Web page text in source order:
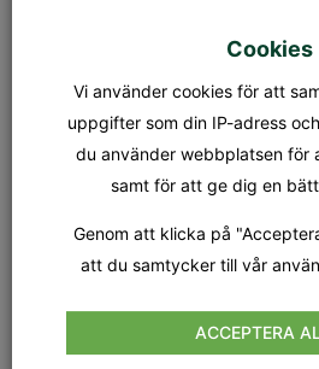
S:t Olofs
– fredag:
Lunchstängt:
14/8 stänger
Står öppet
SÖNDAG 16
Elfte
Dagens
Karemo
VISAFTON I
Cookies
Vi använder cookies för att
uppgifter som din IP-adress
du använder webbplatsen för
samt för att ge dig en
Genom att klicka på
att du samtycker till vår
ACCEPTERA